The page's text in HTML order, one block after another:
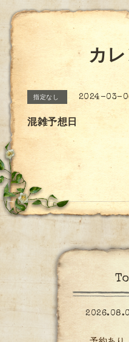
カ
指定なし 2024-03-
混雑予想日